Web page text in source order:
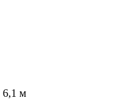
6,1 м